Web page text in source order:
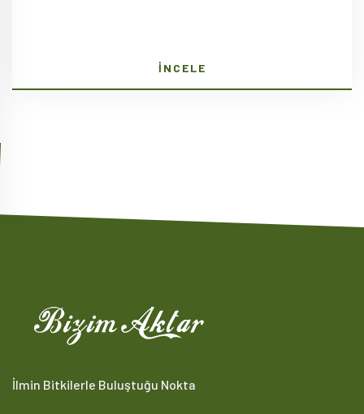
İNCELE
İlmin Bitkilerle Buluştuğu Nokta